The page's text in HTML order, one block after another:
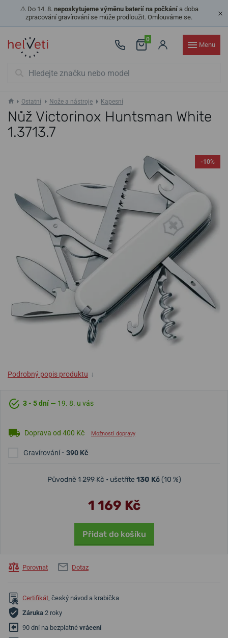
⚠️ Do 14. 8. neposkytujeme výměnu baterií na počkánía doba
zpracování gravírování se může prodloužit. Omlouváme se.
0
Menu
Ostatní Nože a nástroje Kapesní
Nůž Victorinox Huntsman White
1.3713.7
-10%
Podrobný popis produktu ↓
3 - 5 dní — 19. 8. u vás
Doprava od 400 Kč Možnosti dopravy
Gravírování- 390 Kč
Původně1 299 Kč • ušetříte 130 Kč(10 %)
1 169 Kč
Přidat do košíku
Porovnat Dotaz
Certifikát, český návod a krabička
Záruka 2 roky
90 dní na bezplatné vrácení